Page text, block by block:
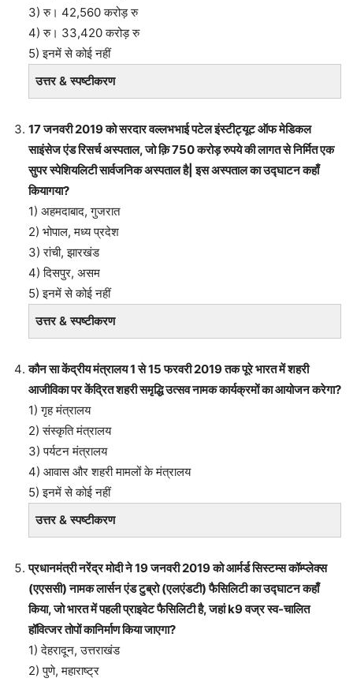
3) रु। 42,560 करोड़ रु
4) रु। 33,420 करोड़ रु
5) इनमें से कोई नहीं
उत्तर & स्पष्टीकरण
17 जनवरी 2019 को सरदार वल्लभभाई पटेल इंस्टीट्यूट ऑफ मेडिकल
साइंसेज एंड रिसर्च अस्पताल, जो क़ि 750 करोड़ रुपये की लागत से निर्मित एक
सुपर स्पेशियलिटी सार्वजनिक अस्पताल है| इस अस्पताल का उद्घाटन कहाँ
कियागया?
1) अहमदाबाद, गुजरात
2) भोपाल, मध्य प्रदेश
3) रांची, झारखंड
4) दिसपुर, असम
5) इनमें से कोई नहीं
उत्तर & स्पष्टीकरण
कौन सा केंद्रीय मंत्रालय 1 से 15 फरवरी 2019 तक पूरे भारत में शहरी
आजीविका पर केंद्रित शहरी समृद्धि उत्सव नामक कार्यक्रमों का आयोजन करेगा?
1) गृह मंत्रालय
2) संस्कृति मंत्रालय
3) पर्यटन मंत्रालय
4) आवास और शहरी मामलों के मंत्रालय
5) इनमें से कोई नहीं
उत्तर & स्पष्टीकरण
प्रधानमंत्री नरेंद्र मोदी ने 19 जनवरी 2019 को आर्मर्ड सिस्टम्स कॉम्प्लेक्स
(एएससी) नामक लार्सन एंड टुब्रो (एलएंडटी) फैसिलिटी का उद्घाटन कहाँ
किया, जो भारत में पहली प्राइवेट फैसिलिटी है, जहां k9 वज्र स्व-चालित
हॉवित्जर तोपों कानिर्माण किया जाएगा?
1) देहरादून, उत्तराखंड
2) पुणे, महाराष्ट्र